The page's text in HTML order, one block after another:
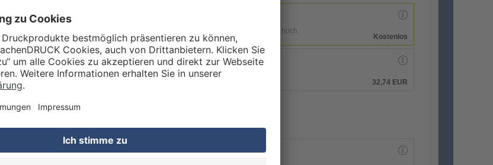
Eigene Druckdaten
Laden Sie im Warenkorb oder nach Abschluss der Bestellung Ihre eigenen Druckdaten hoch.
Kostenlos
Gestaltungsservice
Unser Kreativteam gestaltet Druckdaten, Logos etc. nach Ihren Wünschen.
32,74 EUR